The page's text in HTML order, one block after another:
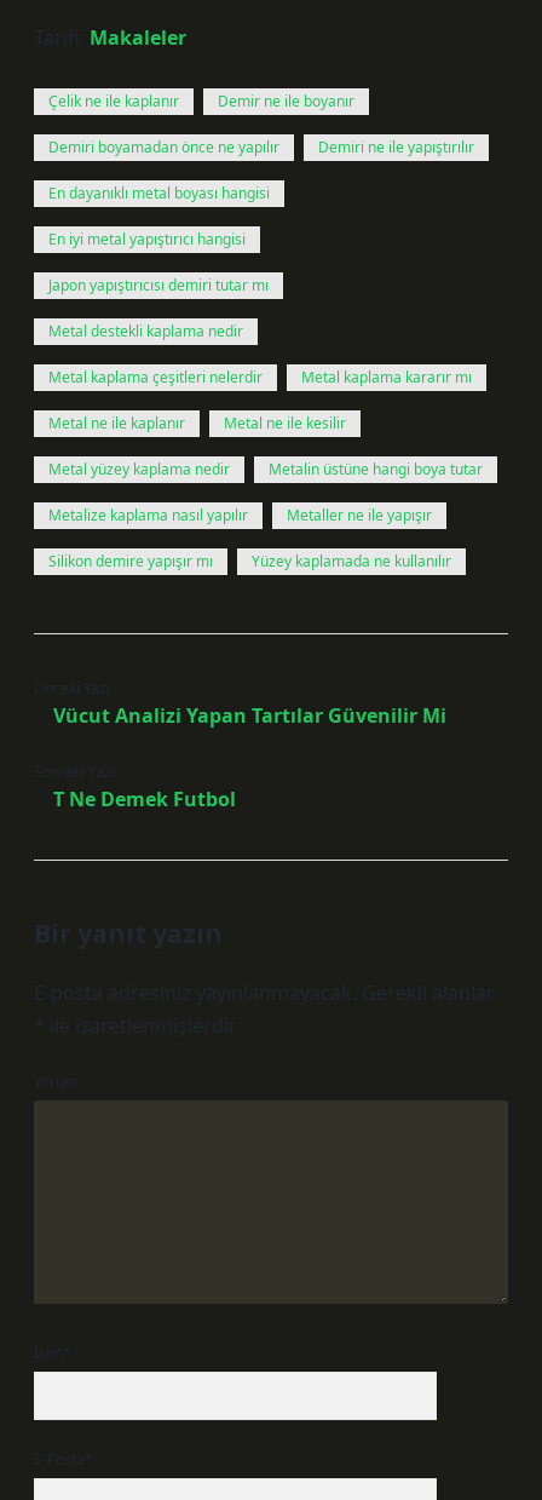
Tarih: Makaleler
Çelik ne ile kaplanır Demir ne ile boyanır
Demiri boyamadan önce ne yapılır Demiri ne ile yapıştırılır
En dayanıklı metal boyası hangisi
En iyi metal yapıştırıcı hangisi
Japon yapıştırıcısı demiri tutar mı
Metal destekli kaplama nedir
Metal kaplama çeşitleri nelerdir Metal kaplama kararır mı
Metal ne ile kaplanır Metal ne ile kesilir
Metal yüzey kaplama nedir Metalin üstüne hangi boya tutar
Metalize kaplama nasıl yapılır Metaller ne ile yapışır
Silikon demire yapışır mı Yüzey kaplamada ne kullanılır
Önceki Yazı
Vücut Analizi Yapan Tartılar Güvenilir Mi
Sonraki Yazı
T Ne Demek Futbol
Bir yanıt yazın
E-posta adresiniz yayınlanmayacak. Gerekli alanlar
*
ile işaretlenmişlerdir
Yorum
İsim*
E-Posta*